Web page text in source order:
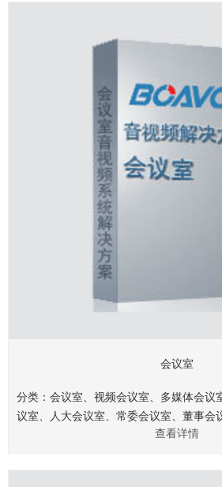
会议室
分类：会议室、视频会议室、多媒体会议
议室、人大会议室、常委会议室、董事会
40㎡、60㎡、80㎡、120㎡、150㎡
查看详情